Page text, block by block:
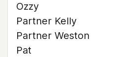
Ozzy
Partner Kelly
Partner Weston
Pat